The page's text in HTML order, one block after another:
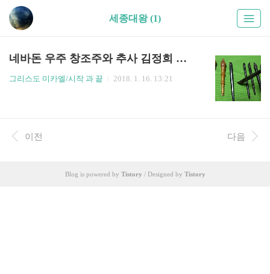
세종대왕 (1)
네바돈 우주 창조주와 추사 김정희 그리고 추사체
그리스도 미카엘/시작 과 끝 2018. 1. 16. 13:21
이전 다음
Blog is powered by Tistory / Designed by Tistory